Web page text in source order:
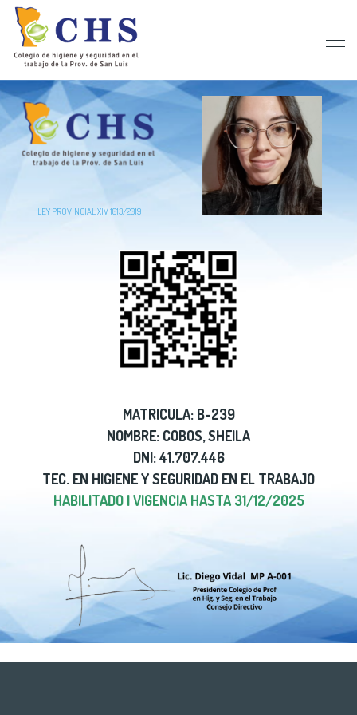
LEY PROVINCIAL XIV 1013/2019
MATRICULA: B-239
NOMBRE: COBOS, SHEILA
DNI: 41.707.446
TEC. EN HIGIENE Y SEGURIDAD EN EL TRABAJO
HABILITADO | VIGENCIA HASTA 31/12/2025